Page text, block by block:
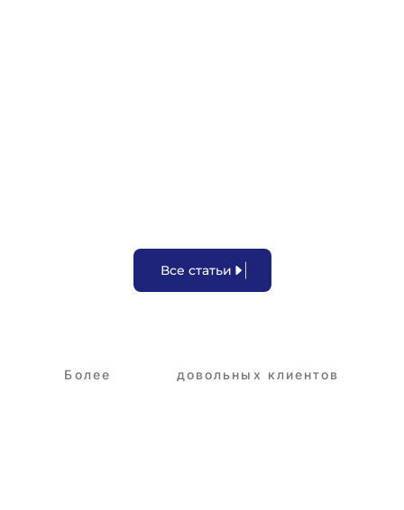
Все статьи
Более довольных клиентов